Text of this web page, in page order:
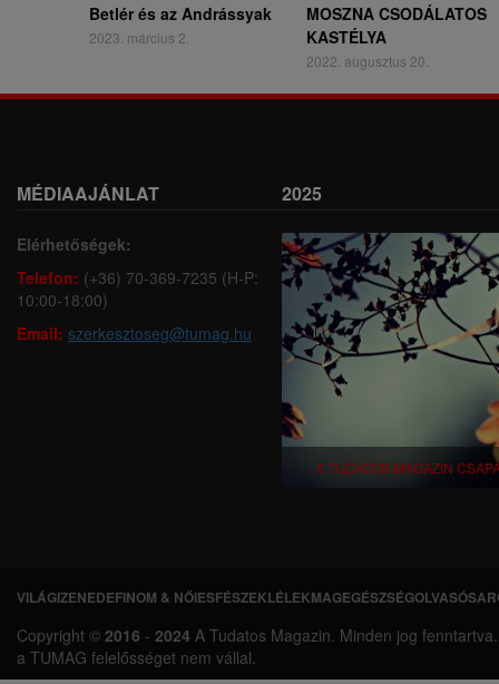
Betlér és az Andrássyak
2023. március 2.
MOSZNA CSODÁLATOS
KASTÉLYA
2022. augusztus 20.
MÉDIAAJÁNLAT
Elérhetőségek:
Telefon: (+36) 70-369-7235 (H-P:
10:00-18:00)
Email: szerkesztoseg@tumag.hu
2025
A TUDATOS MAGAZIN
L
á
VILÁGIZENEDEFINOM & NŐIESFÉSZEKLÉLEKMAGEGÉSZSÉG
Copyright © 2016 - 2024 A Tudatos Magazin. Minden jog
a TUMAG felelősséget nem vállal.